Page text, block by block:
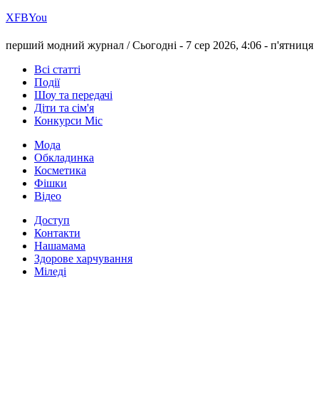
ХFBYou
перший модний журнал /Сьогодні - 7 сер 2026, 4:06 - п'ятниця
Всі статті
Події
Шоу та передачі
Діти та сім'я
Конкурси Міс
Мода
Обкладинка
Косметика
Фішки
Відео
Доступ
Контакти
Нашамама
Здорове харчування
Міледі